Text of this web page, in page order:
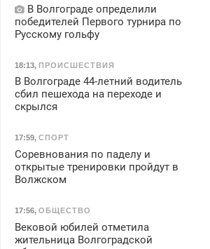
В Волгограде определили
победителей Первого турнира по
Русскому гольфу
18:13, ПРОИСШЕСТВИЯ
В Волгограде 44-летний водитель
сбил пешехода на переходе и
скрылся
17:59, СПОРТ
Соревнования по паделу и
открытые тренировки пройдут в
Волжском
17:56, ОБЩЕСТВО
Вековой юбилей отметила
жительница Волгоградской